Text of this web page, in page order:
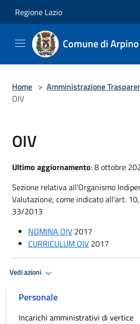
Regione Lazio
Comune di Arpino
Home > Amministrazione
OIV
OIV
Ultimo aggiornamento: 8 ottobre
Sezione relativa all’Organismo
Valutazione, come indicato all’art.
33/2013
NOMINA OIV 2017
CURRICULUM OIV 2017
Vedi azioni
Personale
Incarichi amministrativi di vertice